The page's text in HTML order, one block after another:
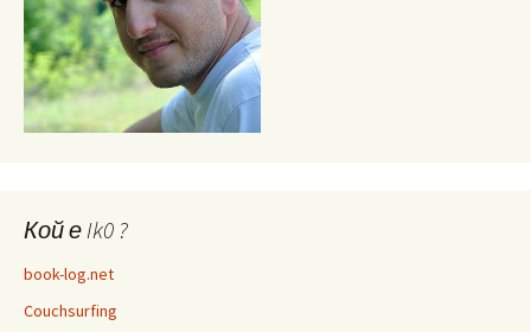
Кой е Ik0 ?
book-log.net
Couchsurfing